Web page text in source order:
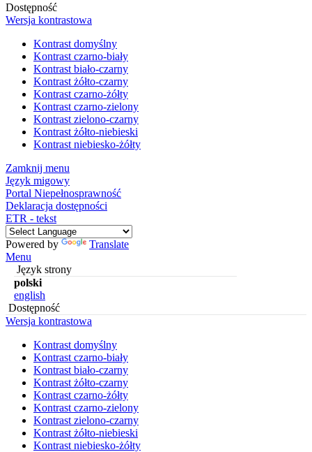
Dostępność
Wersja kontrastowa
Kontrast domyślny
Kontrast czarno-biały
Kontrast biało-czarny
Kontrast żółto-czarny
Kontrast czarno-żółty
Kontrast czarno-zielony
Kontrast zielono-czarny
Kontrast żółto-niebieski
Kontrast niebiesko-żółty
Zamknij menu
Język migowy
Portal Niepełnosprawność
Deklaracja dostępności
ETR - tekst
Powered by
Translate
Menu
Język strony
polski
english
Dostępność
Wersja kontrastowa
Kontrast domyślny
Kontrast czarno-biały
Kontrast biało-czarny
Kontrast żółto-czarny
Kontrast czarno-żółty
Kontrast czarno-zielony
Kontrast zielono-czarny
Kontrast żółto-niebieski
Kontrast niebiesko-żółty